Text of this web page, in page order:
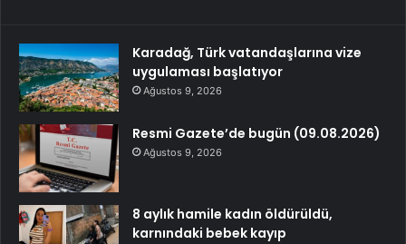
Karadağ, Türk vatandaşlarına vize
uygulaması başlatıyor
Ağustos 9, 2026
Resmi Gazete’de bugün (09.08.2026)
Ağustos 9, 2026
8 aylık hamile kadın öldürüldü,
karnındaki bebek kayıp